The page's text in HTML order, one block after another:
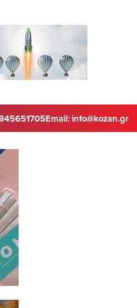
Email:info@kozan.gr